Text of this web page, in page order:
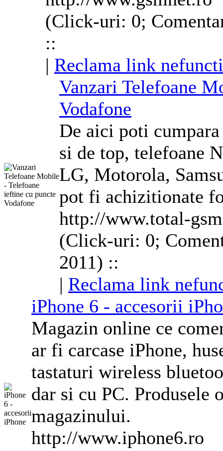
(Click-uri: 0;
::
| Reclama link
Vanzari Telefoane
Vodafone
De aici poti
si de top, telefoane
LG, Motorola,
pot fi achizitionate
http://www.total-
(Click-uri: 0;
2011) ::
| Reclama link
iPhone 6 - accesorii
Magazin online ce
ar fi carcase iPhone,
tastaturi wireless
dar si cu PC. Produsele
magazinului.
http://www.iphone6.ro